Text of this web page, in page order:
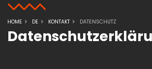
HOME DE KONTAKT DATENSCHUTZ